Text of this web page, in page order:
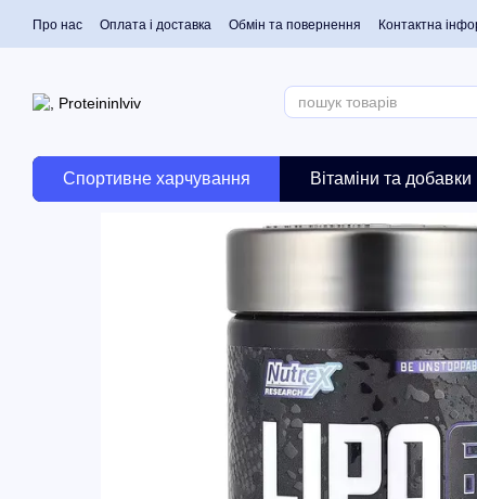
Перейти до основного контенту
Про нас Оплата і доставка Обмін та повернення Контактна
Спортивне харчування Вітаміни та добавки